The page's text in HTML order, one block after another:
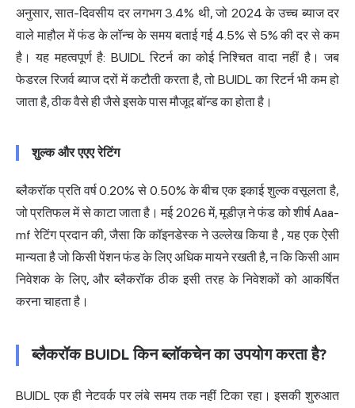
अनुसार, सात-दिवसीय दर लगभग 3.4% थी, जो 2024 के उच्च ब्याज दर
वाले माहौल में फंड के लॉन्च के समय बताई गई 4.5% से 5% की दर से कम
है। यह महत्वपूर्ण है: BUIDL रिटर्न का कोई निश्चित वादा नहीं है। जब
फेडरल रिजर्व ब्याज दरों में कटौती करता है, तो BUIDL का रिटर्न भी कम हो
जाता है, ठीक वैसे ही जैसे इसके पास मौजूद बॉन्ड का होता है।
शुल्क और एएए रेटिंग
ब्लैकरॉकप्रति वर्ष 0.20% से 0.50% के बीच एक इकाई शुल्क वसूलता है,
जो प्रतिफल में से काटा जाता है। मई 2026 में, मूडीज़ ने फंड को शीर्ष Aaa-
mf रेटिंग प्रदान की,जैसा कि कॉइनडेस्क ने उल्लेख किया है , यह एक ऐसी
मान्यता है जो किसी पेंशन फंड के लिए अधिक मायने रखती है, न कि किसी आम
निवेशक के लिए, और ब्लैकरॉक ठीक इसी तरह के निवेशकों को आकर्षित
करना चाहता है।
ब्लैकरॉक BUIDL किन ब्लॉकचेन का उपयोग करता है?
BUIDL एक ही नेटवर्क पर लंबे समय तक नहीं टिका रहा। इसकी शुरुआत